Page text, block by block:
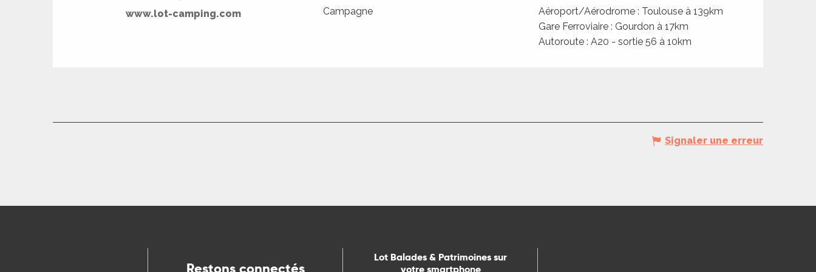
www.lot-camping.com Campagne
Aéroport/Aérodrome : Toulouse à 139km
Gare Ferroviaire : Gourdon à 17km
Autoroute : A20 - sortie 56 à 10km
Signaler une erreur
Restons connectés
Lot Balades & Patrimoines sur
votre smartphone